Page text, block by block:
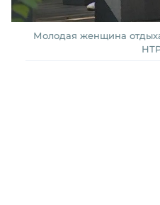
Молодая женщина